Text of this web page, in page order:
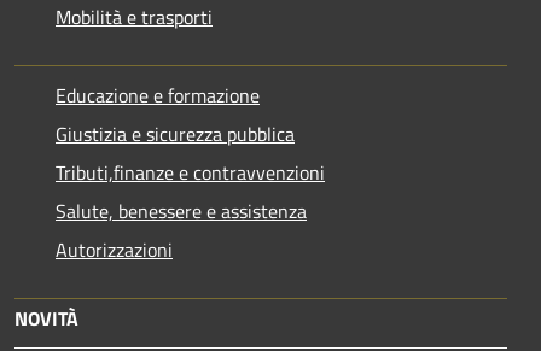
Mobilità e trasporti
Educazione e formazione
Giustizia e sicurezza pubblica
Tributi,finanze e contravvenzioni
Salute, benessere e assistenza
Autorizzazioni
NOVITÀ